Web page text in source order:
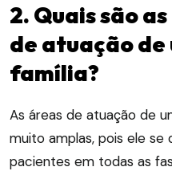
2. Quais são
de atuação de
família?
As áreas de atuação de
muito amplas, pois ele se
pacientes em todas as